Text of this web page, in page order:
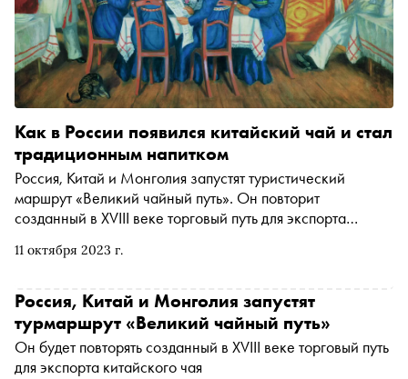
11 октября 2023 г.
Как в России появился китайский чай и стал
традиционным напитком
Россия, Китай и Монголия запустят туристический
маршрут «Великий чайный путь». Он повторит
созданный в XVIII веке торговый путь для экспорта
нашей стране и стал традиционным напитком
Россия, Китай и Монголия запустят
турмаршрут «Великий чайный путь»
Он будет повторять созданный в XVIII веке торговый путь
для экспорта китайского чая